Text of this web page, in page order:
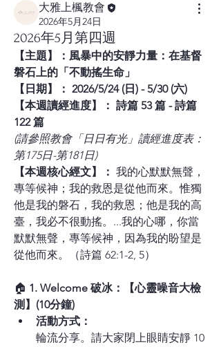
大雅上楓教會
2026年5月24日
2026年5月第四週
【主題】：風暴中的安靜力量：在基督
磐石上的「不動搖生命」
【日期】： 2026/5/24 (日) - 5/30 (六)
【本週讀經進度】： 詩篇 53 篇 - 詩篇
122 篇
(請參照教會「日日有光」讀經進度表：
第175日-第181日)
【本週核心經文】： 我的心默默無聲，
專等候神；我的救恩是從他而來。惟獨
他是我的磐石，我的救恩；他是我的高
臺，我必不很動搖。...我的心哪，你當
默默無聲，專等候神，因為我的盼望是
從他而來。（詩篇 62:1-2, 5）
🏠 1. Welcome 破冰：【心靈噪音大檢
測】(10分鐘)
活動方式：
輪流分享。請大家閉上眼睛安靜 10